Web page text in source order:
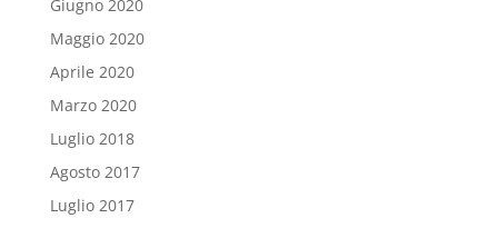
Giugno 2020
Maggio 2020
Aprile 2020
Marzo 2020
Luglio 2018
Agosto 2017
Luglio 2017